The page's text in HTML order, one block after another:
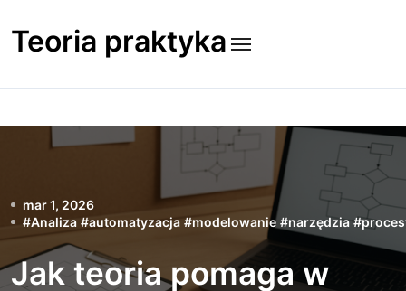
to
content
Teoria praktyka
mar 1, 2026
#Analiza #automatyzacja #modelowanie #narzędzia #
Jak teoria pomaga w